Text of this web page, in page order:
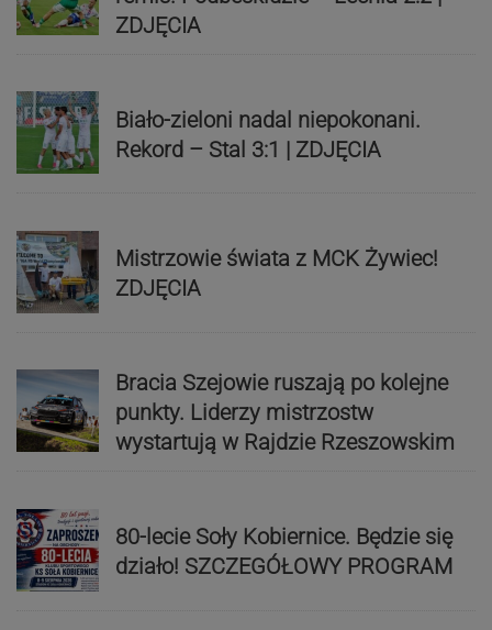
ZDJĘCIA
Biało-zieloni nadal niepokonani.
Rekord – Stal 3:1 | ZDJĘCIA
Mistrzowie świata z MCK Żywiec!
ZDJĘCIA
Bracia Szejowie ruszają po kolejne
punkty. Liderzy mistrzostw
wystartują w Rajdzie Rzeszowskim
80-lecie Soły Kobiernice. Będzie się
działo! SZCZEGÓŁOWY PROGRAM